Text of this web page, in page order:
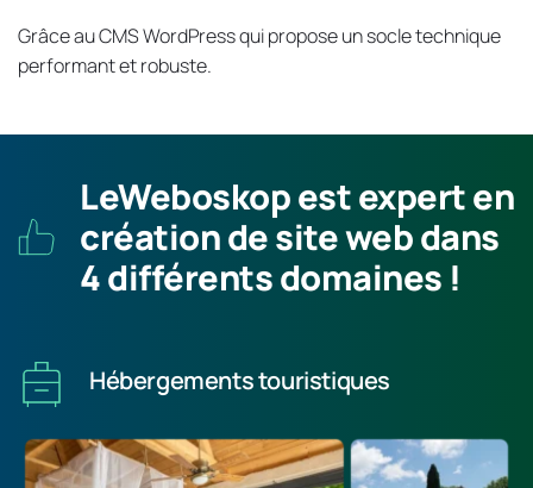
Grâce au CMS WordPress qui propose un socle technique
performant et robuste.
LeWeboskop est expert en
création de site web dans
4 différents domaines !
Hébergements touristiques